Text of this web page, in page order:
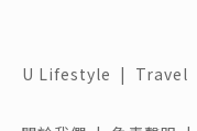
U Lifestyle | Travel